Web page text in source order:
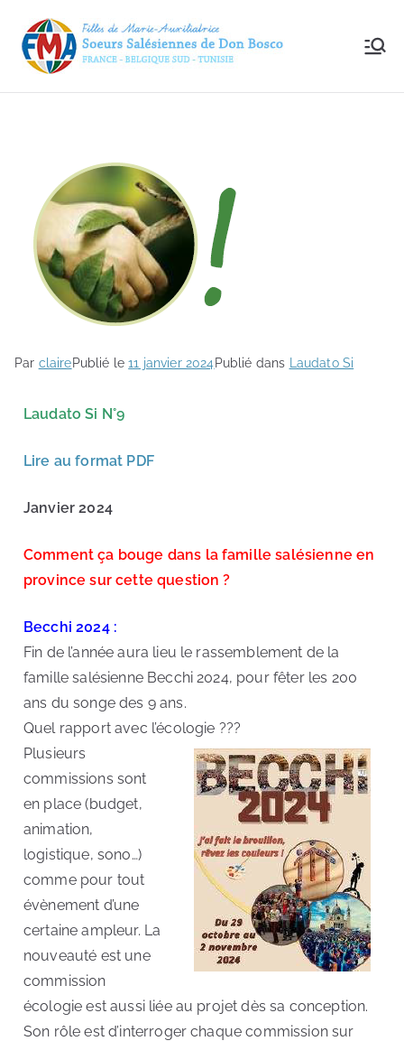
Salési
Bosc
Par clairePublié le11 janvier 2024Publié dans Laudato Si
Laudato Si N°9
Lire au format PDF
Janvier 2024
Comment ça bouge dans la famille salésienne en
province sur cette question ?
Becchi 2024 :
Fin de l’année aura lieu le rassemblement de la
famille salésienne Becchi 2024, pour fêter les 200
ans du songe des 9 ans.
Quel rapport avec l’écologie ???
Plusieurs
commissions sont
en place (budget,
animation,
logistique, sono…)
comme pour tout
évènement d’une
certaine ampleur. La
nouveauté est une
commission
écologie est aussi liée au projet dès sa conception.
Son rôle est d’interroger chaque commission sur